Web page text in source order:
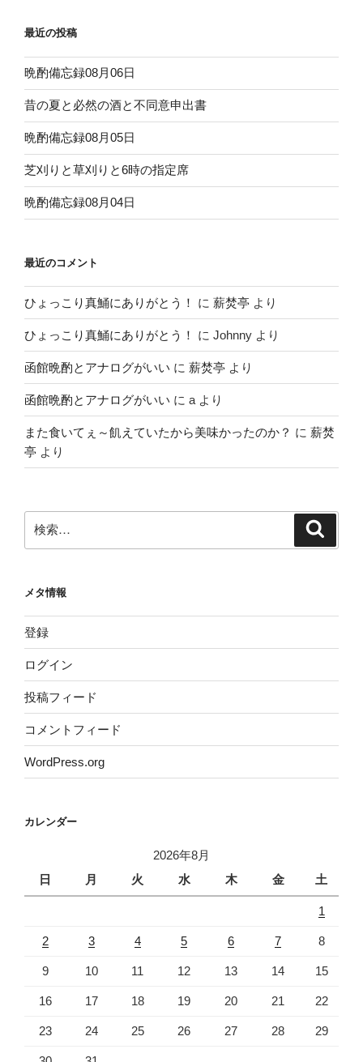
ー
シ
ョ
ン
最近の投稿
晩酌備忘録08月06日
昔の夏と必然の酒と不同意申出書
晩酌備忘録08月05日
芝刈りと草刈りと6時の指定席
晩酌備忘録08月04日
最近のコメント
ひょっこり真鯒にありがとう！ に 薪焚亭 より
ひょっこり真鯒にありがとう！ に Johnny より
函館晩酌とアナログがいい に 薪焚亭 より
函館晩酌とアナログがいい に a より
また食いてぇ～飢えていたから美味かったのか？ に 薪焚
亭 より
索:
メタ情報
登録
ログイン
投稿フィード
コメントフィード
WordPress.org
カレンダー
2026年8月
日
月 火 水 木 金 土
1
2 3 4 5 6 7 8
9 10 11 12 13 14 15
16 17 18 19 20 21 22
23 24 25 26 27 28 29